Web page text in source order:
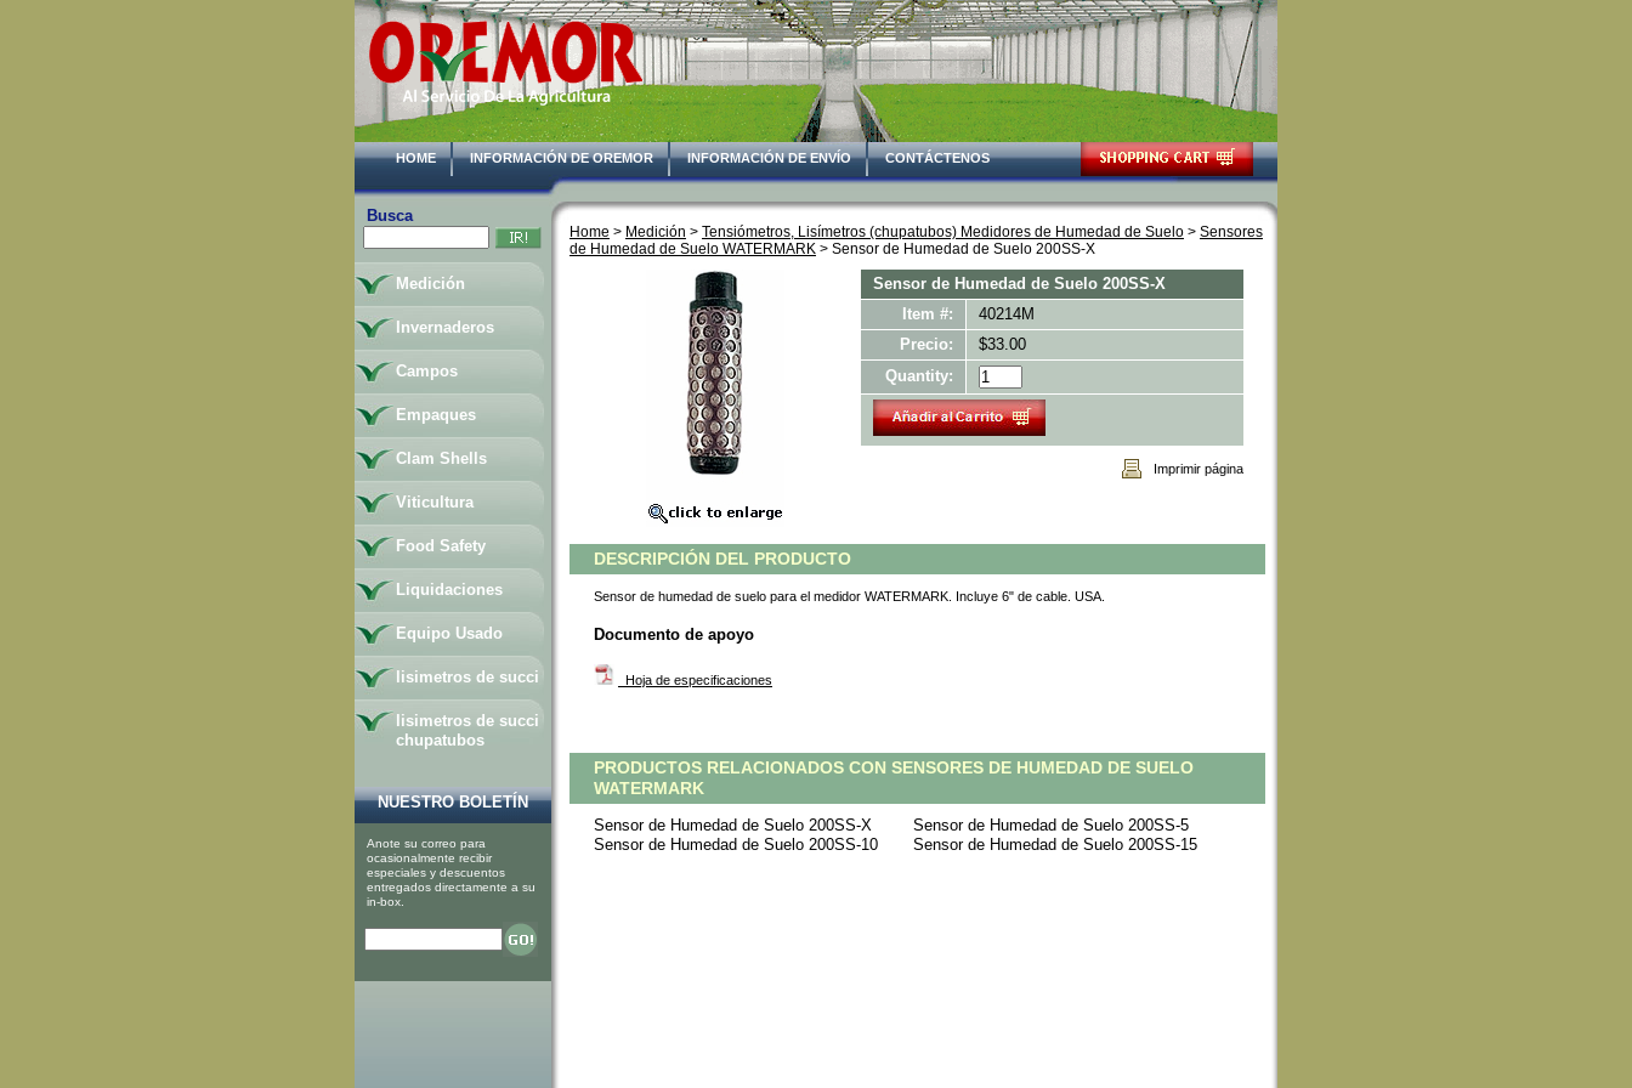
HOME INFORMACIÓN DE OREMOR INFORMACIÓN DE ENVÍO CONTÁCTENOS
Home > Medición > Tensiómetros, Lisímetros (chupatubos) Medidores de Humedad de Suelo > Sensores
de Humedad de Suelo WATERMARK > Sensor de Humedad de Suelo 200SS-X
Sensor de Humedad de Suelo 200SS-X
Item #:
40214M
Precio:
$33.00
Quantity:
Imprimir página
DESCRIPCIÓN DEL PRODUCTO
Sensor de humedad de suelo para el medidor WATERMARK. Incluye 6" de cable. USA.
Documento de apoyo
Hoja de especificaciones
PRODUCTOS RELACIONADOS CON SENSORES DE HUMEDAD DE SUELO
WATERMARK
Sensor de Humedad de Suelo 200SS-X
Sensor de Humedad de Suelo 200SS-5
Sensor de Humedad de Suelo 200SS-10
Sensor de Humedad de Suelo 200SS-15
Busca
Medición
Invernaderos
Campos
Empaques
Clam Shells
Viticultura
Food Safety
Liquidaciones
Equipo Usado
lisimetros de succi
lisimetros de succi
chupatubos
NUESTRO BOLETÍN
Anote su correo para
ocasionalmente recibir
especiales y descuentos
entregados directamente a su
in-box.